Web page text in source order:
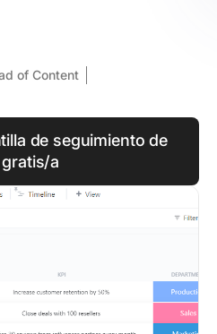
of Content
de seguimiento de
gratis/a